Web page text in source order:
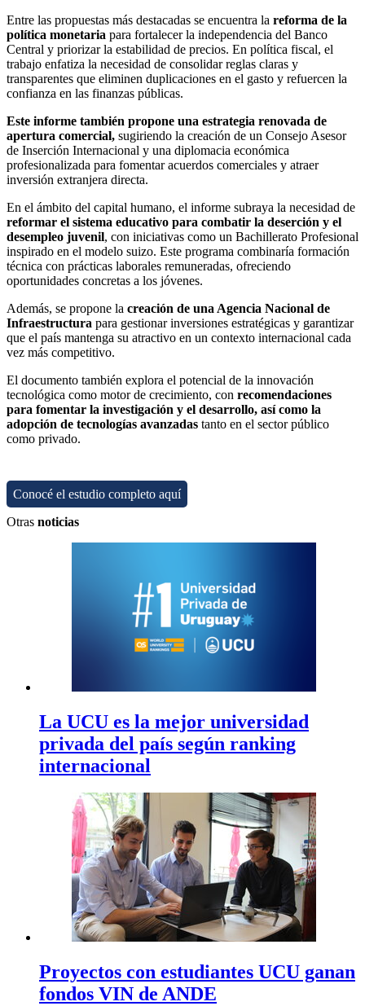
Entre las propuestas más destacadas se encuentra la reforma de la
política monetaria para fortalecer la independencia del Banco
Central y priorizar la estabilidad de precios. En política fiscal, el
trabajo enfatiza la necesidad de consolidar reglas claras y
transparentes que eliminen duplicaciones en el gasto y refuercen la
confianza en las finanzas públicas.
Este informe también propone una estrategia renovada de
apertura comercial, sugiriendo la creación de un Consejo Asesor
de Inserción Internacional y una diplomacia económica
profesionalizada para fomentar acuerdos comerciales y atraer
inversión extranjera directa.
En el ámbito del capital humano, el informe subraya la necesidad de
reformar el sistema educativo para combatir la deserción y el
desempleo juvenil, con iniciativas como un Bachillerato Profesional
inspirado en el modelo suizo. Este programa combinaría formación
técnica con prácticas laborales remuneradas, ofreciendo
oportunidades concretas a los jóvenes.
Además, se propone la creación de una Agencia Nacional de
Infraestructura para gestionar inversiones estratégicas y garantizar
que el país mantenga su atractivo en un contexto internacional cada
vez más competitivo.
El documento también explora el potencial de la innovación
tecnológica como motor de crecimiento, con recomendaciones
para fomentar la investigación y el desarrollo, así como la
adopción de tecnologías avanzadas tanto en el sector público
como privado.
Conocé el estudio completo aquí
Otras noticias
La UCU es la mejor universidad
privada del país según ranking
internacional
Proyectos con estudiantes UCU ganan
fondos VIN de ANDE